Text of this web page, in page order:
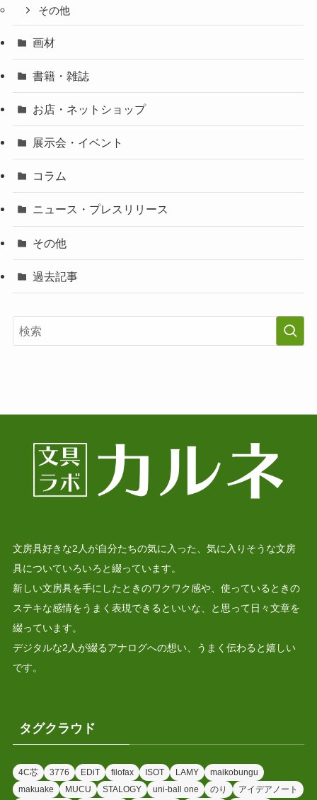
その他
画材
書籍・雑誌
お店・ネットショップ
展示会・イベント
コラム
ニュース・プレスリリース
その他
過去記事
文房具好きな2人が自分たちの気に入った、気に入りそうな文房
具についていろいろと綴っています。
新しい文房具を手にしたときのワクワク感や、使っているときの
ステキな感情をうまく表現できるといいな、と思って日々文章を
綴っています。
デジタルな2人が綴るアナログへの想い、うまく伝わると嬉しい
です。
タグクラウド
4C芯 3776 EDiT filofax ISOT LAMY
maikobungu
makuake
MUCU STALOGY uni-ball one のり アイデアノート